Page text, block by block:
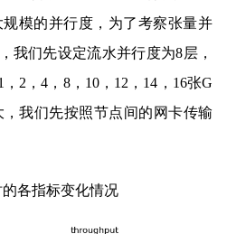
模的并行度，为了考察张量并
我们先设定流水并行度为8层，
2，4，8，10，12，14，16张G
我们先按照节点间的网卡传输
各指标变化情况